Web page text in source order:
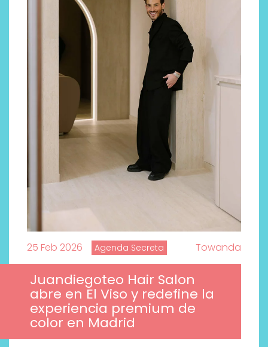
25 Feb 2026 Agenda Secreta Towanda
Juandiegoteo Hair Salon
abre en El Viso y redefine la
experiencia premium de
color en Madrid